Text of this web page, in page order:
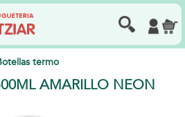
termo
AMARILLO NEON